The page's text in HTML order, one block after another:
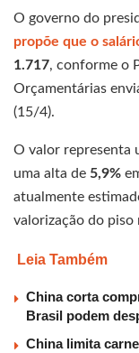
O governo do
propõe que o
1.717, conforme o
Orçamentárias
(15/4).
O valor representa
uma alta de 5,9%
atualmente
valorização do piso
Leia Também
China corta
Brasil podem
China limita